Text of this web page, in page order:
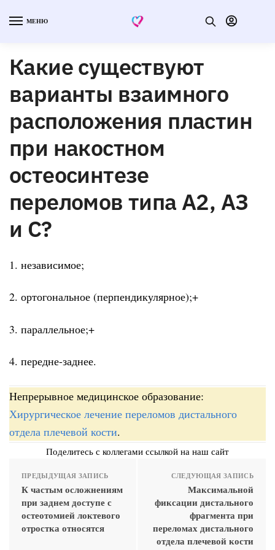
МЕНЮ
Какие существуют
варианты взаимного
расположения пластин
при накостном
остеосинтезе
переломов типа А2, АЗ
и С?
1. независимое;
2. ортогональное (перпендикулярное);+
3. параллельное;+
4. передне-заднее.
Непрерывное медицинское образование:
Хирургическое лечение переломов дистального
отдела плечевой кости.
Поделитесь с коллегами ссылкой на наш сайт
ПРЕДЫДУЩАЯ ЗАПИСЬ
К частым осложнениям
при заднем доступе с
остеотомией локтевого
отростка относятся
СЛЕДУЮЩАЯ ЗАПИСЬ
Максимальной
фиксации дистального
фрагмента при
переломах дистального
отдела плечевой кости